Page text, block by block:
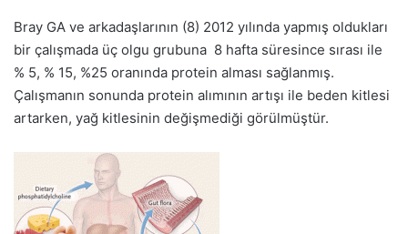
Bray GA ve arkadaşlarının (8) 2012 yılında yapmış oldukları
bir çalışmada üç olgu grubuna 8 hafta süresince sırası ile
% 5, % 15, %25 oranında protein alması sağlanmış.
Çalışmanın sonunda protein alımının artışı ile beden kitlesi
artarken, yağ kitlesinin değişmediği görülmüştür.